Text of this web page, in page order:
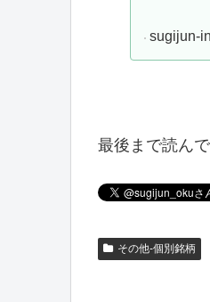
sugijun-
最後まで読ん
その他-個別銘柄